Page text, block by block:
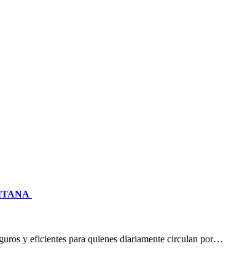
y eficientes para quienes diariamente circulan por…